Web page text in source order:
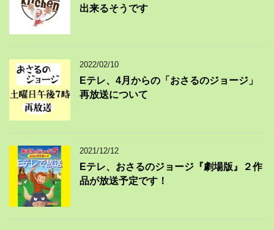
出来るそうです
2022/02/10
Eテレ、4月からの「おさるのジョージ」
再放送について
2021/12/12
Eテレ、おさるのジョージ『劇場版』２作
品が放送予定です！